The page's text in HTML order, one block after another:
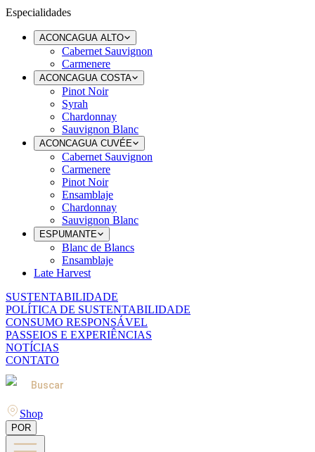
Especialidades
ACONCAGUA ALTO
Cabernet Sauvignon
Carmenere
ACONCAGUA COSTA
Pinot Noir
Syrah
Chardonnay
Sauvignon Blanc
ACONCAGUA CUVÉE
Cabernet Sauvignon
Carmenere
Pinot Noir
Ensamblaje
Chardonnay
Sauvignon Blanc
ESPUMANTE
Blanc de Blancs
Ensamblaje
Late Harvest
SUSTENTABILIDADE
POLÍTICA DE SUSTENTABILIDADE
CONSUMO RESPONSÁVEL
PASSEIOS E EXPERIÊNCIAS
NOTÍCIAS
CONTATO
Buscar
Shop
POR